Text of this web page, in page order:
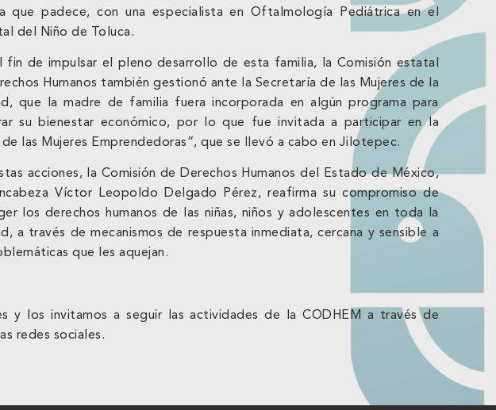
que padece, con una especialista en Oftalmología Pediátrica en el
del Niño de Toluca.
fin de impulsar el pleno desarrollo de esta familia, la Comisión estatal
Humanos también gestionó ante la Secretaría de las Mujeres de la
que la madre de familia fuera incorporada en algún programa para
su bienestar económico, por lo que fue invitada a participar en la
de las Mujeres Emprendedoras”, que se llevó a cabo en Jilotepec.
acciones, la Comisión de Derechos Humanos del Estado de México,
Víctor Leopoldo Delgado Pérez, reafirma su compromiso de
los derechos humanos de las niñas, niños y adolescentes en toda la
a través de mecanismos de respuesta inmediata, cercana y sensible a
que les aquejan.
y los invitamos a seguir las actividades de la CODHEM a través de
redes sociales.